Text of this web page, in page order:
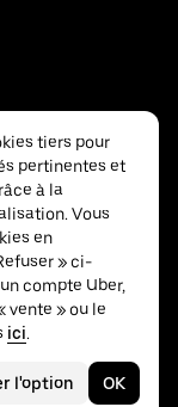
tiers pour
pertinentes et
à la
Vous
en
» ci-
compte Uber,
vente » ou le
ici.
l'option OK